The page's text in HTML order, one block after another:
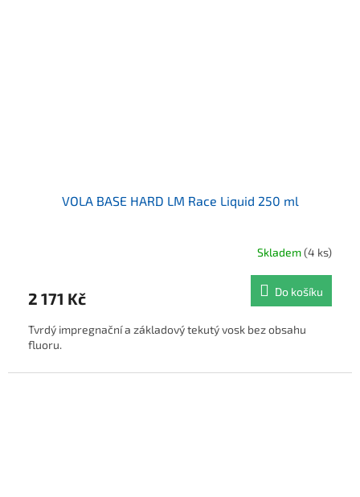
VOLA BASE HARD LM Race Liquid 250 ml
Skladem(4 ks)
2 171 Kč Do košíku
Tvrdý impregnační a základový tekutý vosk bez obsahu
fluoru.